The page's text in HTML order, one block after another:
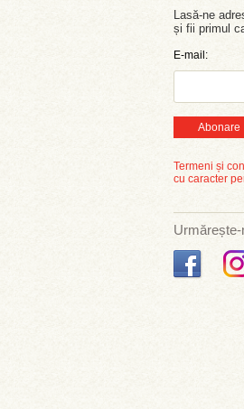
Lasă-ne
și fii primul
E-mail:
Abonare
Termeni și
cu caracter
Urmărește-